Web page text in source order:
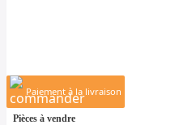
Paiement à la livraison
Pièces à vendre